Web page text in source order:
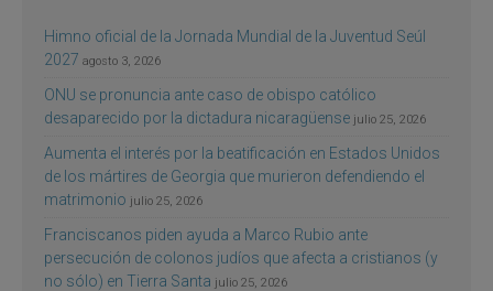
Himno oficial de la Jornada Mundial de la Juventud Seúl
2027 agosto 3, 2026
ONU se pronuncia ante caso de obispo católico
desaparecido por la dictadura nicaragüense julio 25, 2026
Aumenta el interés por la beatificación en Estados Unidos
de los mártires de Georgia que murieron defendiendo el
matrimonio julio 25, 2026
Franciscanos piden ayuda a Marco Rubio ante
persecución de colonos judíos que afecta a cristianos (y
no sólo) en Tierra Santa julio 25, 2026